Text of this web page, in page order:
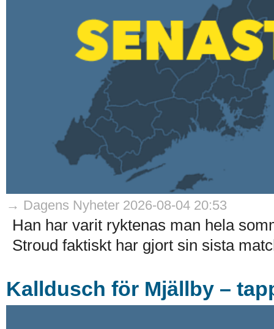
→ Dagens Nyheter 2026-08-04 20:53
Han har varit ryktenas man hela
Stroud faktiskt har gjort sin sista
Kalldusch för Mjällby –